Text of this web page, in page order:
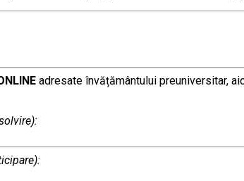
adresate învățământului preuniversitar,